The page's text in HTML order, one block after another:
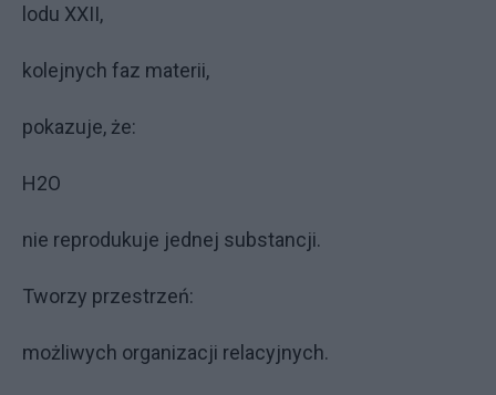
lodu XXII,
kolejnych faz materii,
pokazuje, że:
H2O
nie reprodukuje jednej substancji.
Tworzy przestrzeń:
możliwych organizacji relacyjnych.